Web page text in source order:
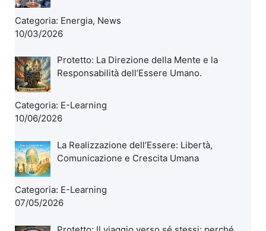
Categoria: Energia, News
10/03/2026
Protetto: La Direzione della Mente e la
Responsabilità dell’Essere Umano.
Categoria: E-Learning
10/06/2026
La Realizzazione dell’Essere: Libertà,
Comunicazione e Crescita Umana
Categoria: E-Learning
07/05/2026